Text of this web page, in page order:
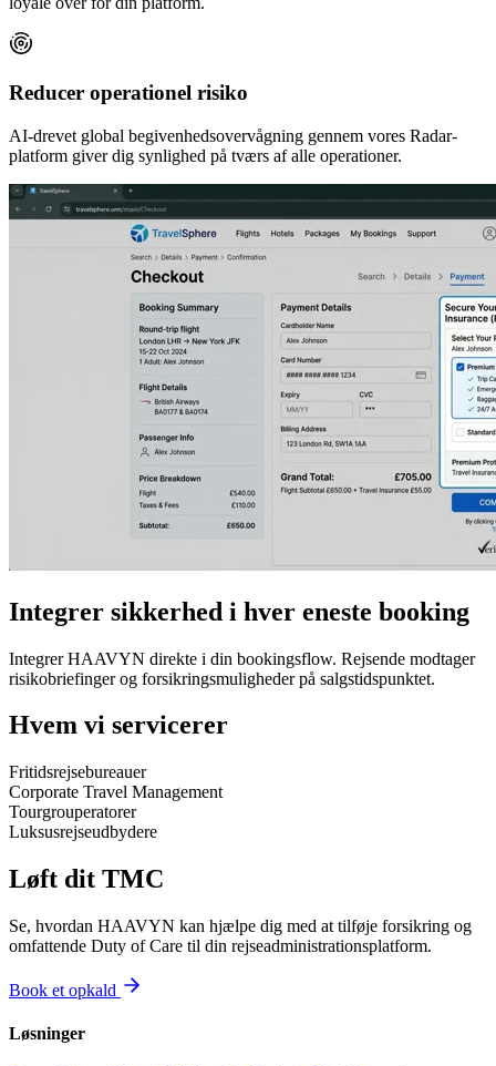
Reducer operationel risiko
AI-drevet global begivenhedsovervågning gennem vores Radar-
platform giver dig synlighed på tværs af alle operationer.
Integrer sikkerhed i hver eneste booking
Integrer HAAVYN direkte i din bookingsflow. Rejsende modtager
risikobriefinger og forsikringsmuligheder på salgstidspunktet.
Hvem vi servicerer
Fritidsrejsebureauer
Corporate Travel Management
Tourgrouperatorer
Luksusrejseudbydere
Løft dit TMC
Se, hvordan HAAVYN kan hjælpe dig med at tilføje forsikring og
omfattende Duty of Care til din rejseadministrationsplatform.
Book et opkald
Løsninger